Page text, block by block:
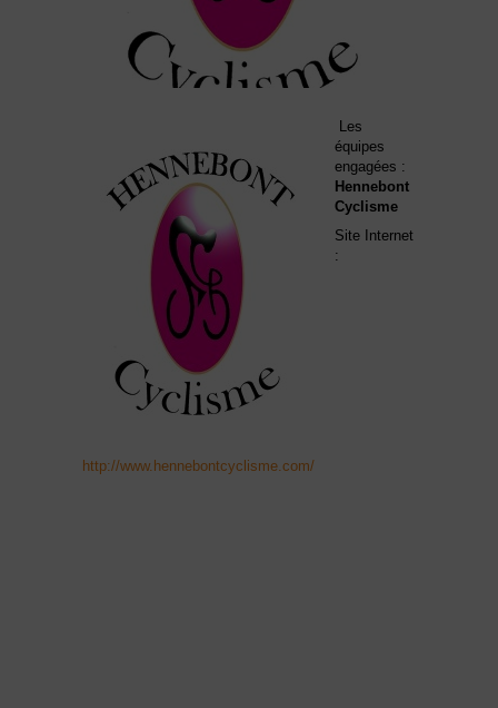
Les
équipes
engagées :
Hennebont
Cyclisme
Site Internet
:
http://www.hennebontcyclisme.com/